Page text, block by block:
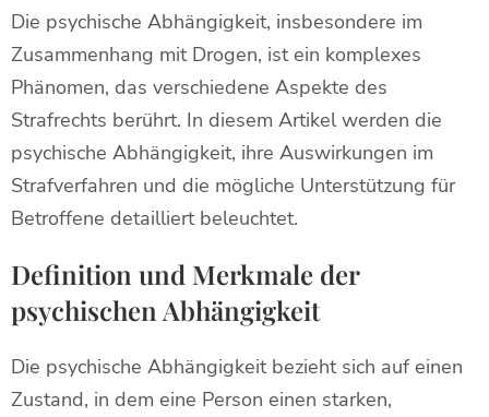
Die psychische Abhängigkeit, insbesondere im
Zusammenhang mit Drogen, ist ein komplexes
Phänomen, das verschiedene Aspekte des
Strafrechts berührt. In diesem Artikel werden die
psychische Abhängigkeit, ihre Auswirkungen im
Strafverfahren und die mögliche Unterstützung für
Betroffene detailliert beleuchtet.
Definition und Merkmale der
psychischen Abhängigkeit
Die psychische Abhängigkeit bezieht sich auf einen
Zustand, in dem eine Person einen starken,